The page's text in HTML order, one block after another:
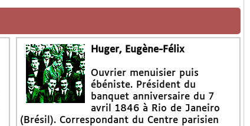
Huger, Eugène-Félix
Ouvrier menuisier puis
ébéniste. Président du
banquet anniversaire du 7
avril 1846 à Rio de Janeiro
(Brésil). Correspondant du Centre parisien